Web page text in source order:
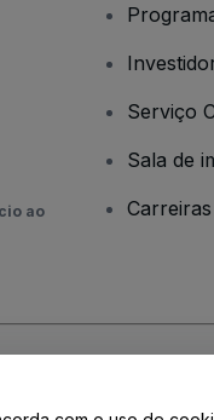
ao
Serviço
Sala de
Carreiras